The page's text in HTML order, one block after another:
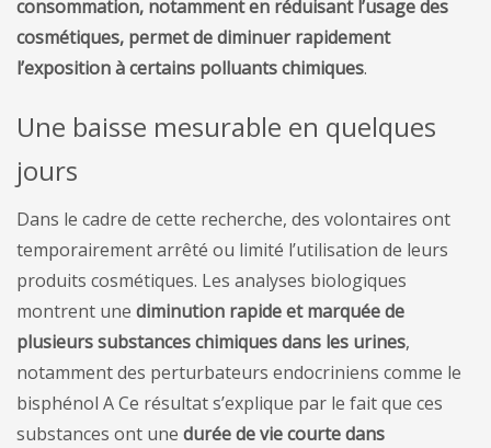
consommation, notamment en réduisant l’usage des
cosmétiques, permet de diminuer rapidement
l’exposition à certains polluants chimiques.
Une baisse mesurable en quelques
jours
Dans le cadre de cette recherche, des volontaires ont
temporairement arrêté ou limité l’utilisation de leurs
produits cosmétiques. Les analyses biologiques
montrent une diminution rapide et marquée de
plusieurs substances chimiques dans les urines,
notamment des perturbateurs endocriniens comme le
bisphénol A Ce résultat s’explique par le fait que ces
substances ont une durée de vie courte dans